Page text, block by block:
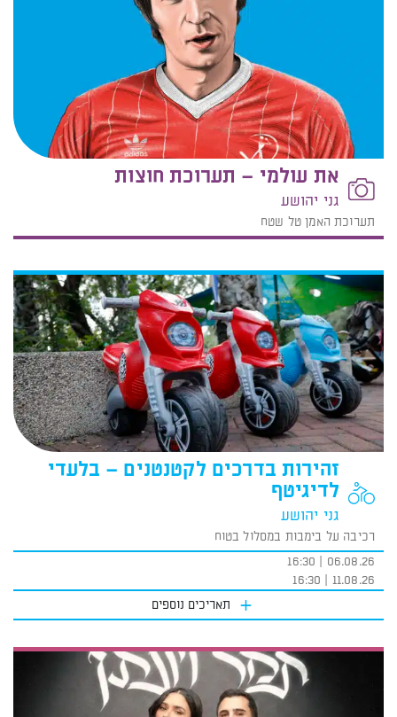
זהירות בדרכים לקטנטנים – בלעדי
לדיגיטף
גני יהושע
רכיבה על בימבות במסלול בטוח
06.08.26 | 16:30
11.08.26 | 16:30
תאריכים נוספים
את עולמי – תערוכת חוצות
גני יהושע
תערוכת האמן טל שטח